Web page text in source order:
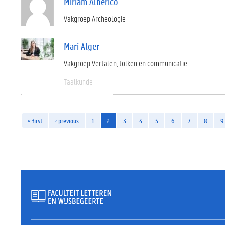
Vakgroep Archeologie
Mari Alger
Vakgroep Vertalen, tolken en communicatie
Taalkunde
« first ‹ previous 1 2 3 4 5 6 7 8 9